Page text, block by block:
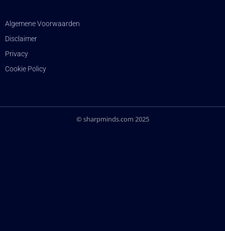
Algemene Voorwaarden
Disclaimer
Privacy
Cookie Policy
© sharpminds.com 2025